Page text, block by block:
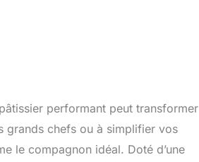
performant peut transformer
grands chefs ou à simplifier vos
le compagnon idéal. Doté d’une